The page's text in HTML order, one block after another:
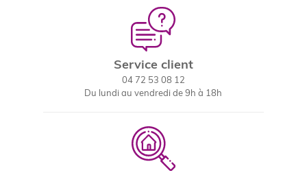
Service client
04 72 53 08 12
Du lundi au vendredi de 9h à 18h